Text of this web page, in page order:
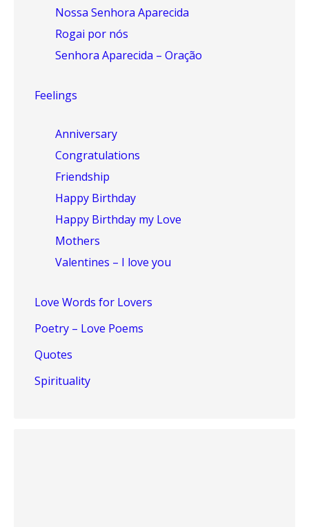
Nossa Senhora Aparecida
Rogai por nós
Senhora Aparecida – Oração
Feelings
Anniversary
Congratulations
Friendship
Happy Birthday
Happy Birthday my Love
Mothers
Valentines – I love you
Love Words for Lovers
Poetry – Love Poems
Quotes
Spirituality